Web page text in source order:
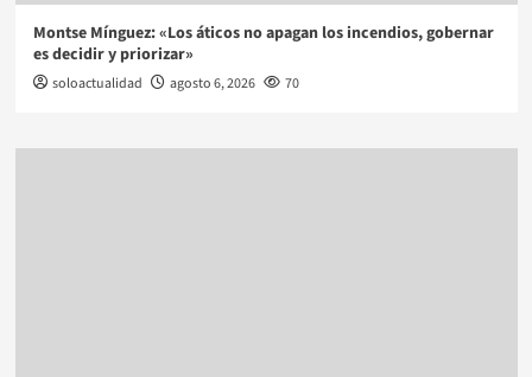
Montse Mínguez: «Los áticos no apagan los incendios, gobernar
es decidir y priorizar»
soloactualidad agosto 6, 2026 70